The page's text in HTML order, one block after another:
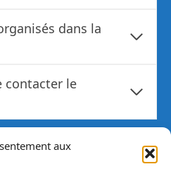
aux
dans la
contacter le
pertinents